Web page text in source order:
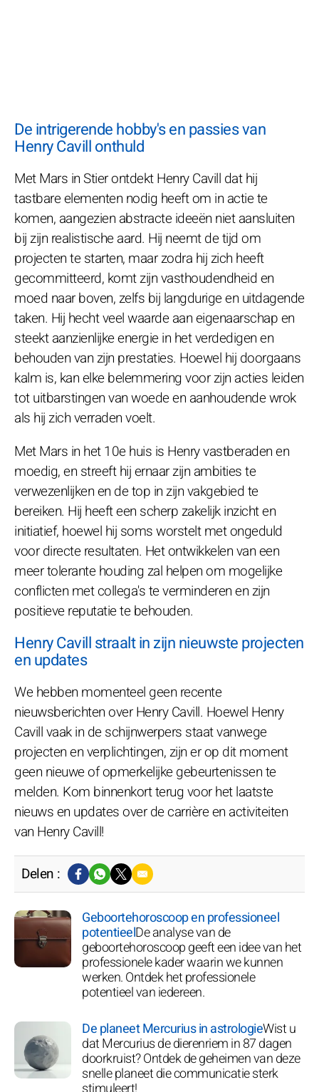
De intrigerende hobby's en passies van
Henry Cavill onthuld
Met Mars in Stier ontdekt Henry Cavill dat hij
tastbare elementen nodig heeft om in actie te
komen, aangezien abstracte ideeën niet aansluiten
bij zijn realistische aard. Hij neemt de tijd om
projecten te starten, maar zodra hij zich heeft
gecommitteerd, komt zijn vasthoudendheid en
moed naar boven, zelfs bij langdurige en uitdagende
taken. Hij hecht veel waarde aan eigenaarschap en
steekt aanzienlijke energie in het verdedigen en
behouden van zijn prestaties. Hoewel hij doorgaans
kalm is, kan elke belemmering voor zijn acties leiden
tot uitbarstingen van woede en aanhoudende wrok
als hij zich verraden voelt.
Met Mars in het 10e huis is Henry vastberaden en
moedig, en streeft hij ernaar zijn ambities te
verwezenlijken en de top in zijn vakgebied te
bereiken. Hij heeft een scherp zakelijk inzicht en
initiatief, hoewel hij soms worstelt met ongeduld
voor directe resultaten. Het ontwikkelen van een
meer tolerante houding zal helpen om mogelijke
conflicten met collega's te verminderen en zijn
positieve reputatie te behouden.
Henry Cavill straalt in zijn nieuwste projecten
en updates
We hebben momenteel geen recente
nieuwsberichten over Henry Cavill. Hoewel Henry
Cavill vaak in de schijnwerpers staat vanwege
projecten en verplichtingen, zijn er op dit moment
geen nieuwe of opmerkelijke gebeurtenissen te
melden. Kom binnenkort terug voor het laatste
nieuws en updates over de carrière en activiteiten
van Henry Cavill!
Delen :
Geboortehoroscoop en professioneel
potentieelDe analyse van de
geboortehoroscoop geeft een idee van het
professionele kader waarin we kunnen
werken. Ontdek het professionele
potentieel van iedereen.
De planeet Mercurius in astrologieWist u
dat Mercurius de dierenriem in 87 dagen
doorkruist? Ontdek de geheimen van deze
snelle planeet die communicatie sterk